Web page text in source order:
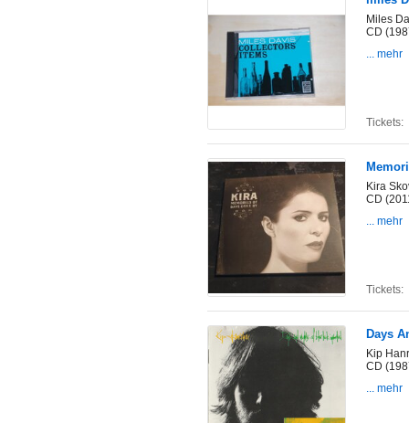
Miles
CD
... mehr
Tickets:
Kira
CD
... mehr
Tickets:
Days
Kip
CD
... mehr